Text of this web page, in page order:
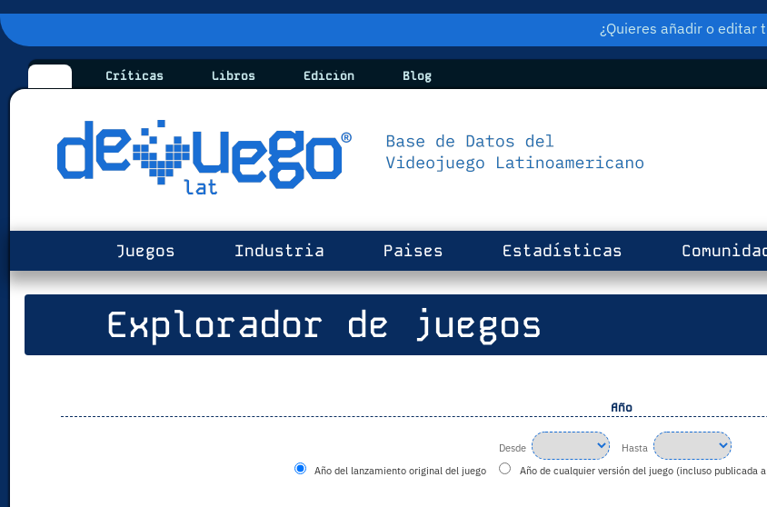
¿Quieres añadir o editar
Críticas Libros Edición Blog
Juegos Industria Paises Estadísticas
Explorador de juegos
Año
Desde
Hasta
Año del lanzamiento original del juego
Año de cualquier versión del juego (incluso publicada